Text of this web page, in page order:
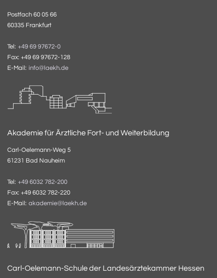
Postfach 60 05 66
60335 Frankfurt
Tel: +49 69 97672-0
Fax: +49 69 97672-128
E-Mail: info@laekh.de
Akademie für Ärztliche Fort- und Weiterbildung
Carl-Oelemann-Weg 5
61231 Bad Nauheim
Tel: +49 6032 782-200
Fax: +49 6032 782-220
E-Mail: akademie@laekh.de
Carl-Oelemann-Schule der Landesärztekammer Hessen